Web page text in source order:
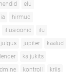
elu
hirmud
illusioonid
ilu
julgus jupiter
kaalud
kaljukits
kontroll
kriis